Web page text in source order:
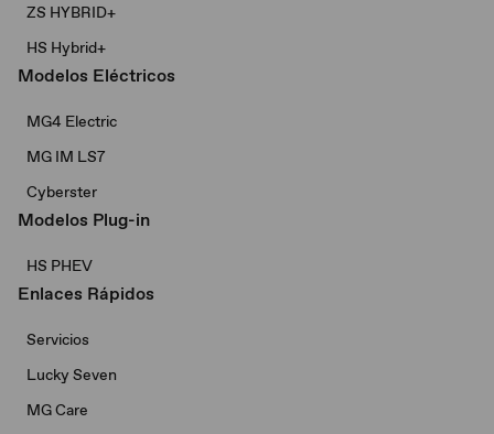
ZS HYBRID+
HS Hybrid+
Modelos Eléctricos
MG4 Electric
MG IM LS7
Cyberster
Modelos Plug-in
HS PHEV
Enlaces Rápidos
Servicios
Lucky Seven
MG Care